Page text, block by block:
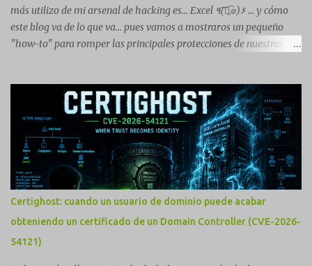
Visualiza la información detallada d...
más utilizo de mi arsenal de hacking es... Excel ٩(͡๏̯͡๏)۶ ... y cómo
este blog va de lo que va... pues vamos a mostraros un pequeño
"how-to" para romper las principales protecciones de nuestras
Certighost: cuando un usuario de dominio puede acabar
obteniendo un certificado de un Domain Controller (CVE-2026-
54121)